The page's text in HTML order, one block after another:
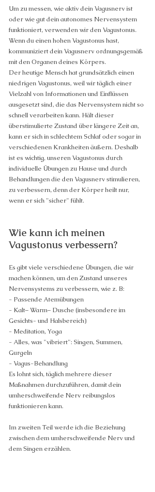
Um zu messen, wie aktiv dein Vagusnerv ist
oder wie gut dein autonomes Nervensystem
funktioniert, verwenden wir den Vagustonus.
Wenn du einen hohen Vagustonus hast,
kommuniziert dein Vagusnerv ordnungsgemäß
mit den Organen deines Körpers.
Der heutige Mensch hat grundsätzlich einen
niedrigen Vagustonus, weil wir täglich einer
Vielzahl von Informationen und Einflüssen
ausgesetzt sind, die das Nervensystem nicht so
schnell verarbeiten kann. Hält dieser
überstimulierte Zustand über längere Zeit an,
kann er sich in schlechtem Schlaf oder sogar in
verschiedenen Krankheiten äußern. Deshalb
ist es wichtig, unseren Vagustonus durch
individuelle Übungen zu Hause und durch
Behandlungen die den Vagusnerv stimulieren,
zu verbessern, denn der Körper heilt nur,
wenn er sich "sicher" fühlt.
Wie kann ich meinen
Vagustonus verbessern?
Es gibt viele verschiedene Übungen, die wir
machen können, um den Zustand unseres
Nervensystems zu verbessern, wie z. B:
- Passende Atemübungen
- Kalt– Warm– Dusche (insbesondere im
Gesichts- und Halsbereich)
- Meditation, Yoga
- Alles, was "vibriert": Singen, Summen,
Gurgeln
- Vagus-Behandlung
Es lohnt sich, täglich mehrere dieser
Maßnahmen durchzuführen, damit dein
umherschweifende Nerv reibungslos
funktionieren kann.
Im zweiten Teil werde ich die Beziehung
zwischen dem umherschweifende Nerv und
dem Singen erzählen.